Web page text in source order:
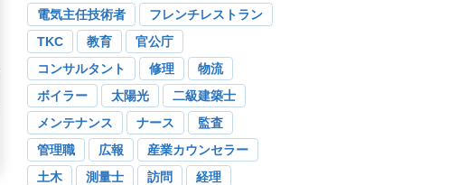
電気主任技術者
フレンチレストラン
TKC
教育
官公庁
コンサルタント
修理
物流
ボイラー
太陽光
二級建築士
メンテナンス
ナース
監査
管理職
広報
産業カウンセラー
土木
測量士 訪問
経理